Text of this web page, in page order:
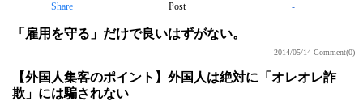
Share Post -
「雇用を守る」だけで良いはずがない。
2014/05/14 Comment(0)
【外国人集客のポイント】外国人は絶対に「オレオレ詐
欺」には騙されない